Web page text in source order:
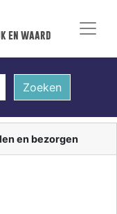
en waard
Zoeken
en bezorgen